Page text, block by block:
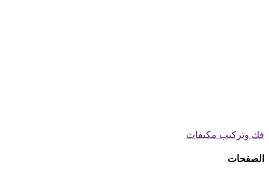
فك وتركيب مكيفات
الصفحات